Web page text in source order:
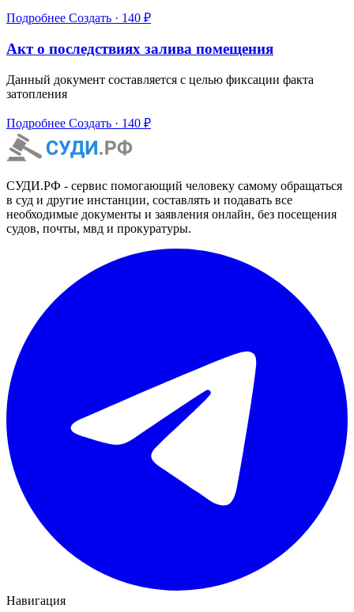
Подробнее Создать · 140 ₽
Акт о последствиях залива помещения
Данный документ составляется с целью фиксации факта
затопления
Подробнее Создать · 140 ₽
СУДИ.РФ - сервис помогающий человеку самому обращаться
в суд и другие инстанции, составлять и подавать все
необходимые документы и заявления онлайн, без посещения
судов, почты, мвд и прокуратуры.
Навигация